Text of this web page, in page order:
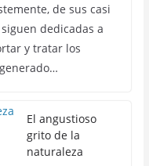
de sus casi
dedicadas a
y tratar los
El angustioso
grito de la
naturaleza